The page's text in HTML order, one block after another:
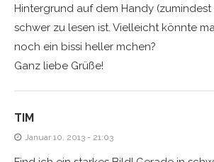
Hintergrund auf dem Handy
schwer zu lesen ist. Vielleicht könnte
noch ein bissi heller mchen?
Ganz liebe Grüße!
TIM
Januar 10, 2013 - 21:03